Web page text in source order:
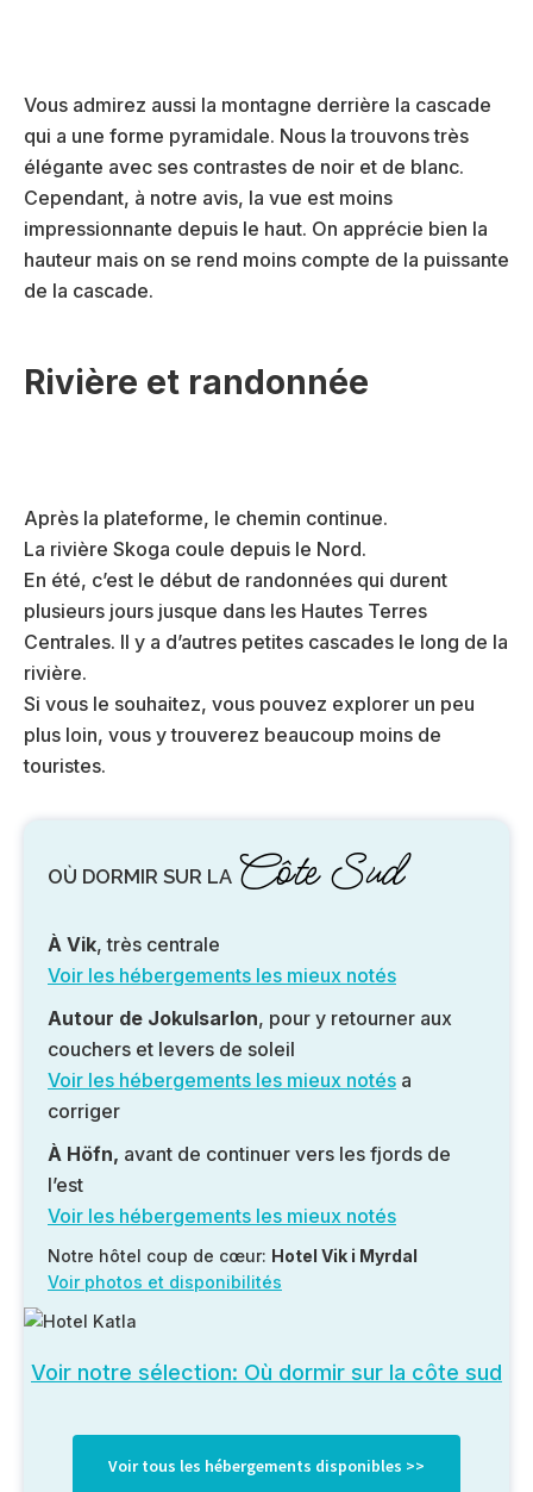
Vous admirez aussi la montagne derrière la cascade
qui a une forme pyramidale. Nous la trouvons très
élégante avec ses contrastes de noir et de blanc.
Cependant, à notre avis, la vue est moins
impressionnante depuis le haut. On apprécie bien la
hauteur mais on se rend moins compte de la puissante
de la cascade.
Rivière et randonnée
Après la plateforme, le chemin continue.
La rivière Skoga coule depuis le Nord.
En été, c’est le début de randonnées qui durent
plusieurs jours jusque dans les Hautes Terres
Centrales. Il y a d’autres petites cascades le long de la
rivière.
Si vous le souhaitez, vous pouvez explorer un peu
plus loin, vous y trouverez beaucoup moins de
touristes.
OÙ DORMIR SUR LA Côte Sud
À Vik, très centrale
Voir les hébergements les mieux notés
Autour de Jokulsarlon, pour y retourner aux
couchers et levers de soleil
Voir les hébergements les mieux notés a
corriger
À Höfn, avant de continuer vers les fjords de
l’est
Voir les hébergements les mieux notés
Notre hôtel coup de cœur: Hotel Vik i Myrdal
Voir photos et disponibilités
Voir notre sélection: Où dormir sur la côte sud
Voir tous les hébergements disponibles >>